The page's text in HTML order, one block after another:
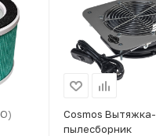
Cosmos Вытяжка-
пылесборник